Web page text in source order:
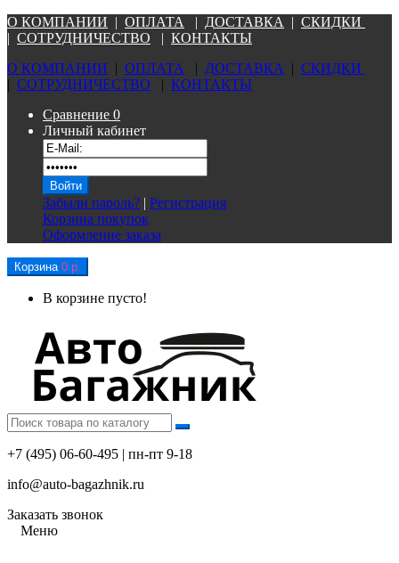
О КОМПАНИИ | ОПЛАТА | ДОСТАВКА | СКИДКИ
| СОТРУДНИЧЕСТВО | КОНТАКТЫ
О КОМПАНИИ | ОПЛАТА | ДОСТАВКА | СКИДКИ
| СОТРУДНИЧЕСТВО | КОНТАКТЫ
Сравнение 0
Личный кабинет
Забыли пароль? | Регистрация
Корзина покупок
Оформление заказа
Корзина 0 р.
В корзине пусто!
+7 (495) 06-60-495 | пн-пт 9-18
info@auto-bagazhnik.ru
Заказать звонок
Меню